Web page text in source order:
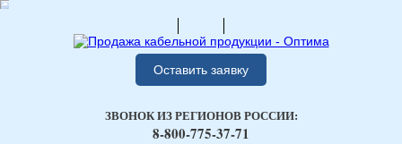
Оставить заявку
ЗВОНОК ИЗ РЕГИОНОВ РОССИИ:
8-800-775-37-71